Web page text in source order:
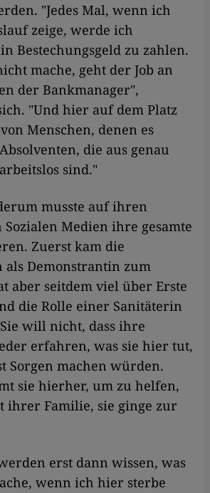
"Jedes Mal, wenn ich
zeige, werde ich
Bestechungsgeld zu zahlen.
mache, geht der Job an
der Bankmanager",
"Und hier auf dem Platz
Menschen, denen es
die aus genau
sind."
musste auf ihren
Medien ihre gesamte
Zuerst kam die
als Demonstrantin zum
aber seitdem viel über Erste
die Rolle einer Sanitäterin
will nicht, dass ihre
erfahren, was sie hier tut,
Sorgen machen würden.
sie hierher, um zu helfen,
ihrer Familie, sie ginge zur
erst dann wissen, was
wenn ich hier sterbe